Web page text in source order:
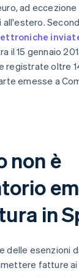
ad
il 15 gennaio
registrate oltre
emesse a
non è
in
delle esenzioni
fatture ai